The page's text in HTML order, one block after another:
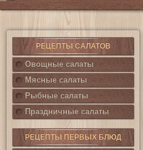
РЕЦЕПТЫ САЛАТОВ
Овощные салаты
Мясные салаты
Рыбные салаты
Праздничные салаты
РЕЦЕПТЫ ПЕРВЫХ БЛЮД